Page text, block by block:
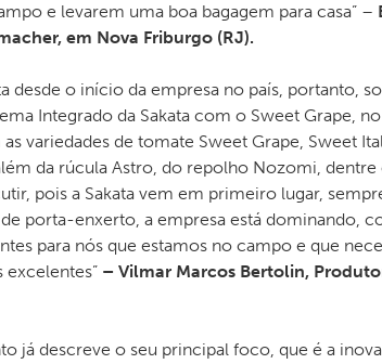
e levarem uma boa bagagem para casa” –
em Nova Friburgo (RJ).
desde o início da empresa no país, portanto,
Integrado da Sakata com o Sweet Grape,
variedades de tomate Sweet Grape, Sweet
da rúcula Astro, do repolho Nozomi,
pois a Sakata vem em primeiro lugar,
porta-enxerto, a empresa está dominando,
para nós que estamos no campo e que
– Vilmar Marcos Bertolin,
já descreve o seu principal foco, que é a